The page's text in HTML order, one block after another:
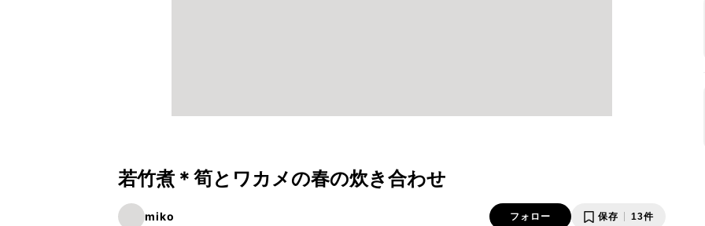
若竹煮＊筍とワカメの春の炊き合わせ
miko フォロー 保存 13件